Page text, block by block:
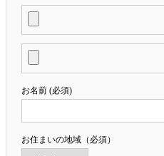
お名前 (必須)
お住まいの地域（必須）